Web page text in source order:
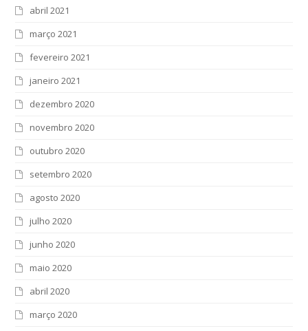
abril 2021
março 2021
fevereiro 2021
janeiro 2021
dezembro 2020
novembro 2020
outubro 2020
setembro 2020
agosto 2020
julho 2020
junho 2020
maio 2020
abril 2020
março 2020